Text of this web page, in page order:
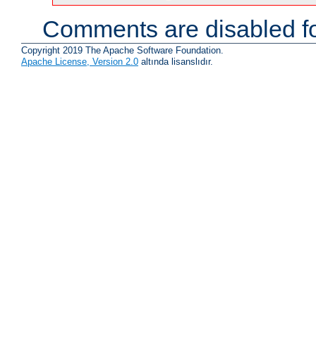
Comments are disabled
Copyright 2019 The Apache Software Foundation.
Apache License, Version 2.0 altında lisanslıdır.